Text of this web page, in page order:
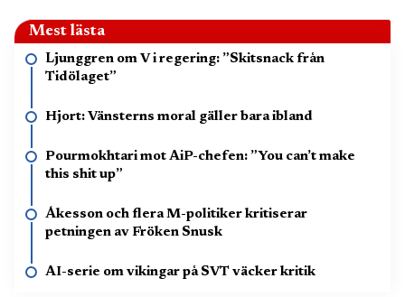
Mest lästa
Ljunggren om V i regering: ”Skitsnack från
Tidölaget”
Hjort: Vänsterns moral gäller bara ibland
Pourmokhtari mot AiP-chefen: ”You can’t make
this shit up”
Åkesson och flera M-politiker kritiserar
petningen av Fröken Snusk
AI-serie om vikingar på SVT väcker kritik